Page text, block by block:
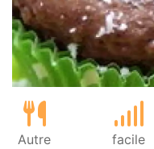
Autre facile